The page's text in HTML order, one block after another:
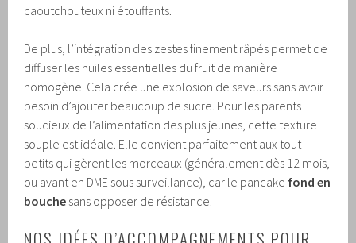
caoutchouteux ni étouffants.
De plus, l’intégration des zestes finement râpés permet de
diffuser les huiles essentielles du fruit de manière
homogène. Cela crée une explosion de saveurs sans avoir
besoin d’ajouter beaucoup de sucre. Pour les parents
soucieux de l’alimentation des plus jeunes, cette texture
souple est idéale. Elle convient parfaitement aux tout-
petits qui gèrent les morceaux (généralement dès 12 mois,
ou avant en DME sous surveillance), car le pancake fond en
bouche sans opposer de résistance.